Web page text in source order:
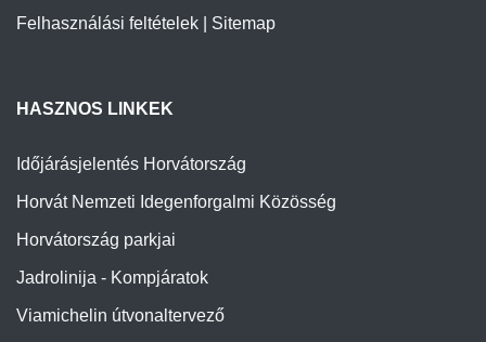
Felhasználási feltételek
Sitemap
HASZNOS LINKEK
Időjárásjelentés Horvátország
Horvát Nemzeti Idegenforgalmi Közösség
Horvátország parkjai
Jadrolinija - Kompjáratok
Viamichelin útvonaltervező